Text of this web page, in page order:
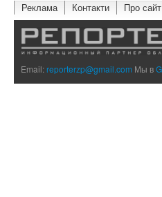
Реклама Контакти Про сайт
Email:reporterzp@gmail.com Мы в